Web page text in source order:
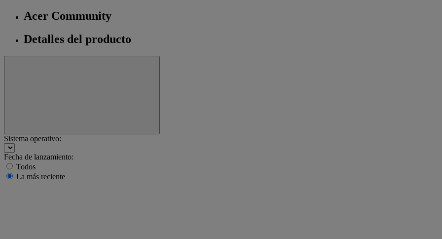
Acer Community
Detalles del producto
Sistema operativo:
Fecha de lanzamiento:
Todos
La más reciente